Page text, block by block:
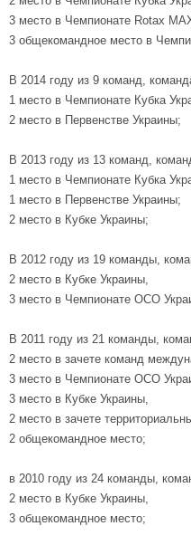
3 место в Чемпионате Rotax
3 общекомандное место в
В 2014 году из 9 команд,
1 место в Чемпионате Кубка
2 место в Первенстве Украины;
В 2013 году из 13 команд,
1 место в Чемпионате Кубка
1 место в Первенстве Украины;
2 место в Кубке Украины;
В 2012 году из 19 команды,
2 место в Кубке Украины,
3 место в Чемпионате ОСО
В 2011 году из 21 команды,
2 место в зачете команд
3 место в Чемпионате ОСО
3 место в Кубке Украины,
2 место в зачете
2 общекомандное место;
в 2010 году из 24 команды,
2 место в Кубке Украины,
3 общекомандное место;